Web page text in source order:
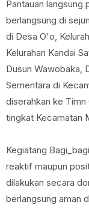
Pantauan
berlangsung di
di Desa O'o,
Kelurahan Kandai
Dusun Wawobaka,
Sementara di
diserahkan ke Timn
tingkat Kecamatan
Kegiatang
reaktif maupun
dilakukan secara
berlangsung aman